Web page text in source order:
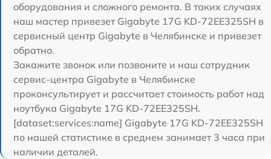
оборудования и сложного ремонта. В таких случаях
наш мастер привезет Gigabyte 17G KD-72EE325SH в
сервисный центр Gigabyte в Челябинске и привезет
обратно.
Закажите звонок или позвоните и наш сотрудник
сервис-центра Gigabyte в Челябинске
проконсультирует и рассчитает стоимость работ над
ноутбука Gigabyte 17G KD-72EE325SH.
[dataset:services:name] Gigabyte 17G KD-72EE325SH
по нашей статистике в среднем занимает 3 часа при
наличии деталей.